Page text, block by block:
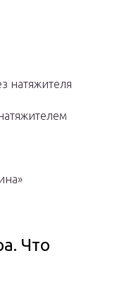
натяжителя
Что